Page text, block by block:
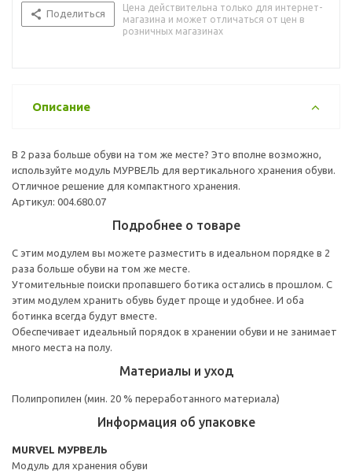
Поделиться
Цена действительна только для интернет-
магазина и может отличаться от цен в
розничных магазинах
Описание
В 2 раза больше обуви на том же месте? Это вполне возможно,
используйте модуль МУРВЕЛЬ для вертикального хранения обуви.
Отличное решение для компактного хранения.
Артикул: 004.680.07
Подробнее о товаре
С этим модулем вы можете разместить в идеальном порядке в 2
раза больше обуви на том же месте.
Утомительные поиски пропавшего ботика остались в прошлом. С
этим модулем хранить обувь будет проще и удобнее. И оба
ботинка всегда будут вместе.
Обеспечивает идеальный порядок в хранении обуви и не занимает
много места на полу.
Материалы и уход
Полипропилен (мин. 20 % переработанного материала)
Информация об упаковке
MURVEL МУРВЕЛЬ
Модуль для хранения обуви